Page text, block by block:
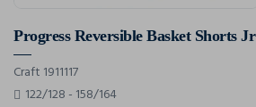
Progress Reversible Basket Shorts Jr
Craft 1911117
122/128 - 158/164